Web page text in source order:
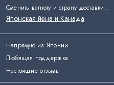
Напрямую из Японии
Любящая поддержка
Настоящие отзывы
Сменить валюту и страну доставки::
Японская йена и Канада